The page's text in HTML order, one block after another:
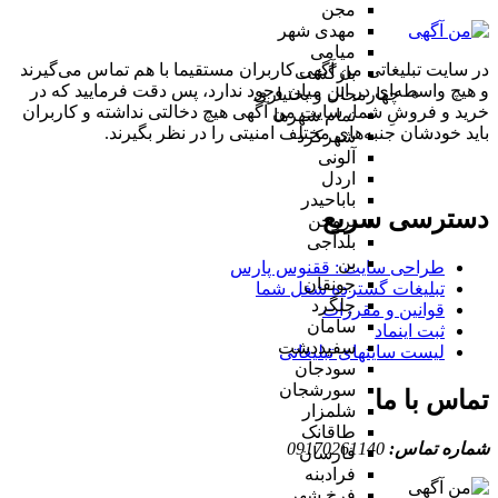
مجن
مهدی شهر
میامی
بازگشت
چهارمحال و بختیاری
تمام شهر‌ها
شهرکرد
آلونی
اردل
باباحیدر
بروجن
بلداجی
بن
جونقان
چلگرد
سامان
سفیددشت
سودجان
سورشجان
شلمزار
طاقانک
فارسان
فرادبنه
در سایت تبلیغاتی من آگهی کاربران مستقیما با هم تماس می‌گیرند
و هیچ واسطه‌ای در این میان وجود ندارد، پس دقت فرمایید که در
خرید و فروشِ شما، سایت من آگهی هیچ دخالتی نداشته و کاربران
باید خودشان جنبه‌های مختلف امنیتی را در نظر بگیرند.
دسترسی سریع
طراحی سایت :‌ ققنوس پارس
تبلیغات گسترده شغل شما
قوانین و مقررات
ثبت اینماد
لیست سایتهای تبلیغاتی
تماس با ما
شماره تماس: 09170261140